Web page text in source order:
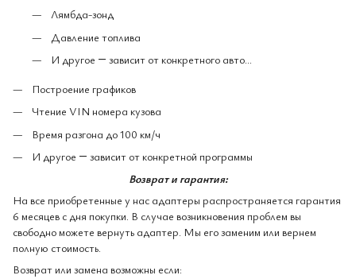
Лямбда-зонд
Давление топлива
И другое ― зависит от конкретного авто...
Построение графиков
Чтение VIN номера кузова
Время разгона до 100 км/ч
И другое ― зависит от конкретной программы
Возврат и гарантия:
На все приобретенные у нас адаптеры распространяется гарантия
6 месяцев с дня покупки. В случае возникновения проблем вы
свободно можете вернуть адаптер. Мы его заменим или вернем
полную стоимость.
Возврат или замена возможны если: